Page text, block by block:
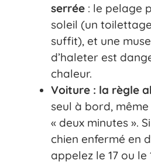
serrée : le pelage
soleil (un
suffit), et une
d’haleter est
chaleur.
Voiture : la règle
seul à bord,
« deux minutes ».
chien enfermé en
appelez le 17 ou le